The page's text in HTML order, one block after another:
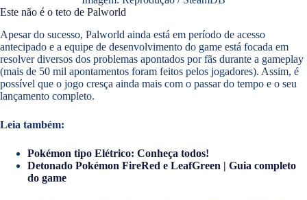
Este não é o teto de Palworld
Apesar do sucesso, Palworld ainda está em período de acesso
antecipado e a equipe de desenvolvimento do game está focada em
resolver diversos dos problemas apontados por fãs durante a gameplay
(mais de 50 mil apontamentos foram feitos pelos jogadores). Assim, é
possível que o jogo cresça ainda mais com o passar do tempo e o seu
lançamento completo.
Leia também:
Pokémon tipo Elétrico: Conheça todos!
Detonado Pokémon FireRed e LeafGreen | Guia completo
do game